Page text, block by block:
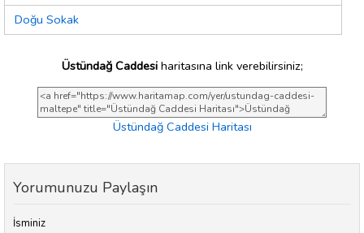
Doğu Sokak
Üstündağ Caddesiharitasına link verebilirsiniz;
Üstündağ Caddesi Haritası
Yorumunuzu Paylaşın
İsminiz